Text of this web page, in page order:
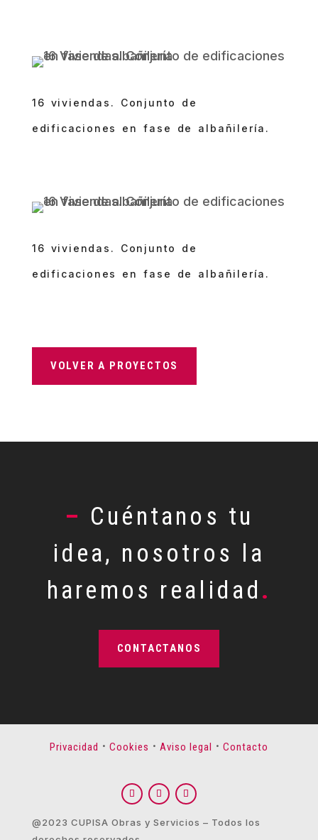
16 viviendas. Conjunto de
edificaciones en fase de albañilería.
16 viviendas. Conjunto de
edificaciones en fase de albañilería.
VOLVER A PROYECTOS
– Cuéntanos tu
idea, nosotros la
haremos realidad.
CONTACTANOS
Privacidad · Cookies · Aviso legal · Contacto
@2023 CUPISA Obras y Servicios – Todos los